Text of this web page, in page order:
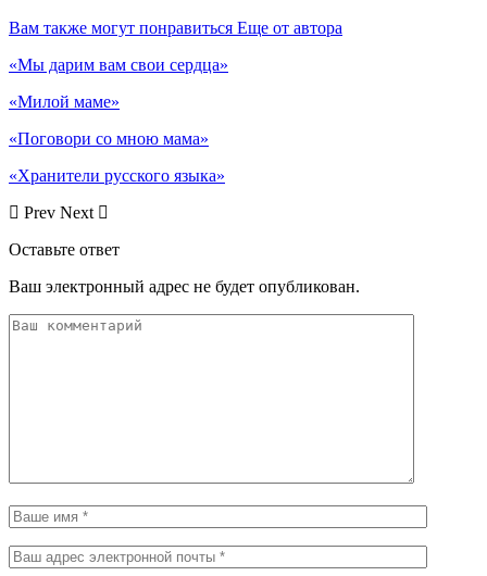
Вам также могут понравиться Еще от автора
«Мы дарим вам свои сердца»
«Милой маме»
«Поговори со мною мама»
«Хранители русского языка»
Prev Next
Оставьте ответ
Ваш электронный адрес не будет опубликован.